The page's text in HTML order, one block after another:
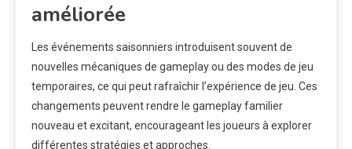
améliorée
Les événements saisonniers introduisent souvent de
nouvelles mécaniques de gameplay ou des modes de jeu
temporaires, ce qui peut rafraîchir l’expérience de jeu. Ces
changements peuvent rendre le gameplay familier
nouveau et excitant, encourageant les joueurs à explorer
différentes stratégies et approches.